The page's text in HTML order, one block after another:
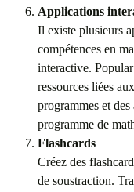
Applications
Il existe plusieurs
compétences en
interactive.
ressources liées
programmes et
programme de
Flashcards
Créez des
de soustraction.